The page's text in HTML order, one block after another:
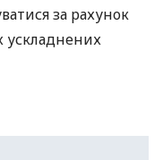
за рахунок
ускладнених